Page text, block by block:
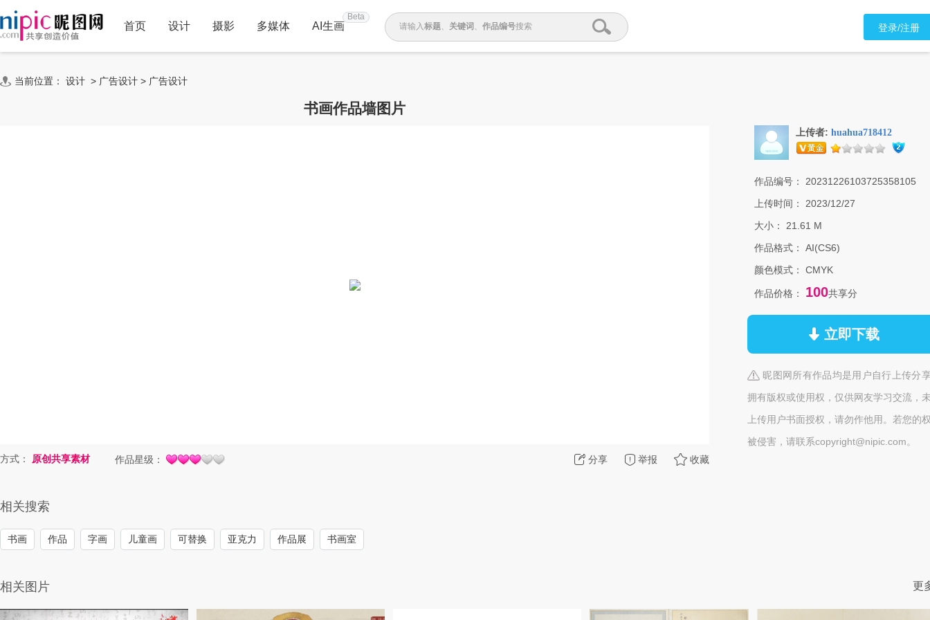
首页 设计 摄影 多媒体 AI生画
Beta
请输入标题、 关键词 、 作品编号搜索 登录/注册
当前位置： 设计 > 广告设计 > 广告设计
书画作品墙图片
分享 举报 收藏
方式： 原创共享素材 作品星级：
上传者: huahua718412
作品编号：
20231226103725358105
上传时间：
2023/12/27
大小：
21.61 M
作品格式：
AI(CS6)
颜色模式：
CMYK
作品价格： 100共享分
立即下载
昵图网所有作品均是用户自行上传分
拥有版权或使用权，仅供网友学习交流，
上传用户书面授权，请勿作他用。若您的
被侵害，请联系copyright@nipic.com。
相关搜索
书画 作品 字画 儿童画 可替换 亚克力 作品展 书画室
相关图片 更